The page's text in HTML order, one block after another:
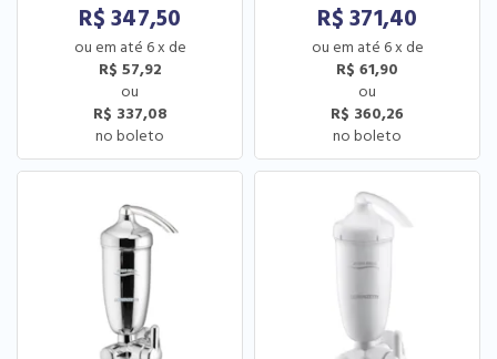
R$ 347,50
6x de
R$ 57,92
R$ 337,08
R$ 371,40
6x de
R$ 61,90
R$ 360,26